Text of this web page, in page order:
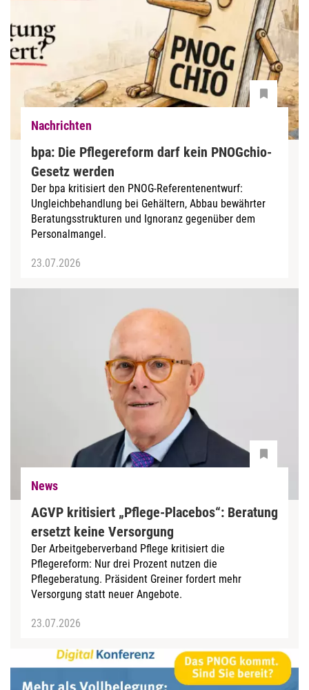
Nachrichten
bpa: Die Pflegereform darf kein PNOGchio-
Gesetz werden
Der bpa kritisiert den PNOG-Referentenentwurf:
Ungleichbehandlung bei Gehältern, Abbau bewährter
Beratungsstrukturen und Ignoranz gegenüber dem
Personalmangel.
23.07.2026
News
AGVP kritisiert „Pflege-Placebos“: Beratung
ersetzt keine Versorgung
Der Arbeitgeberverband Pflege kritisiert die
Pflegereform: Nur drei Prozent nutzen die
Pflegeberatung. Präsident Greiner fordert mehr
Versorgung statt neuer Angebote.
23.07.2026